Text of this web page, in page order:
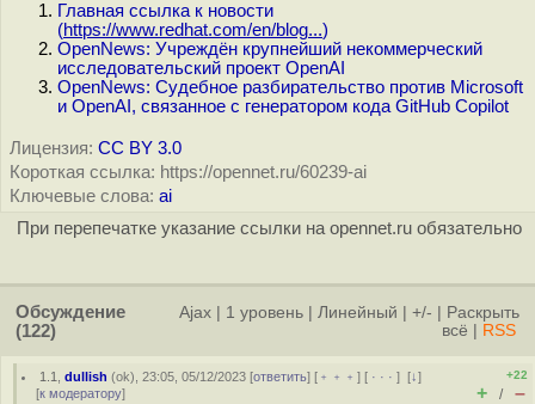
Главная ссылка к новости
(https://www.redhat.com/en/blog...)
OpenNews: Учреждён крупнейший некоммерческий
исследовательский проект OpenAI
OpenNews: Судебное разбирательство против Microsoft
и OpenAI, связанное с генератором кода GitHub Copilot
Лицензия: CC BY 3.0
Короткая ссылка: https://opennet.ru/60239-ai
Ключевые слова: ai
При перепечатке указание ссылки на opennet.ru обязательно
Обсуждение
(122)
Ajax 1 уровень Линейный +/-
Раскрыть
всё
RSS
1.1 ,dullish (ok), 23:05, 05/12/2023 [ответить] [ ﹢﹢﹢] [ · · ·][↓]
[к модератору]
+22
+ / –